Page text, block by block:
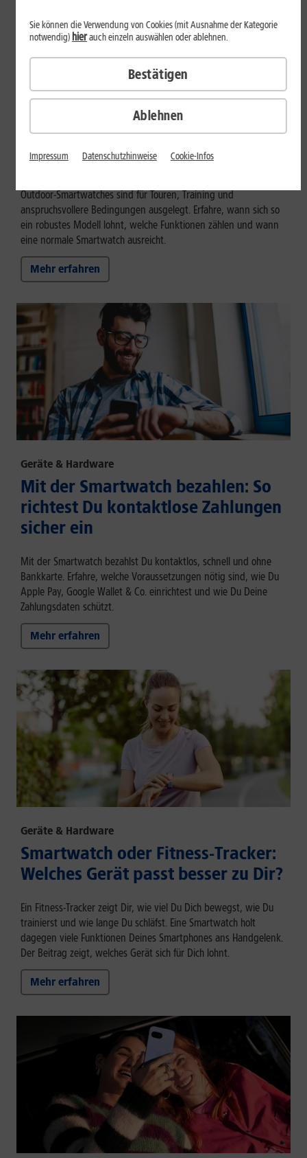
Outdoor-Smartwatch: Für wen
eignen sich die robusten Modelle?
Outdoor-Smartwatches sind für Touren, Training und
anspruchsvollere Bedingungen ausgelegt. Erfahre, wann sich so
ein robustes Modell lohnt, welche Funktionen zählen und wann
eine normale Smartwatch ausreicht.
Mehr erfahren
Geräte & Hardware
Mit der Smartwatch bezahlen: So
richtest Du kontaktlose Zahlungen
sicher ein
Mit der Smartwatch bezahlst Du kontaktlos, schnell und ohne
Bankkarte. Erfahre, welche Voraussetzungen nötig sind, wie Du
Apple Pay, Google Wallet & Co. einrichtest und wie Du Deine
Zahlungsdaten schützt.
Mehr erfahren
Geräte & Hardware
Smartwatch oder Fitness-Tracker:
Welches Gerät passt besser zu Dir?
Ein Fitness-Tracker zeigt Dir, wie viel Du Dich bewegst, wie Du
trainierst und wie lange Du schläfst. Eine Smartwatch holt
dagegen viele Funktionen Deines Smartphones ans Handgelenk.
Der Beitrag zeigt, welches Gerät sich für Dich lohnt.
Mehr erfahren
Ablehnen
Sie können die Verwendung von Cookies (mit Ausnahme der Kategorie
notwendig) hierauch einzeln auswählen oder ablehnen.
Bestätigen
Impressum Datenschutzhinweise Cookie-Infos